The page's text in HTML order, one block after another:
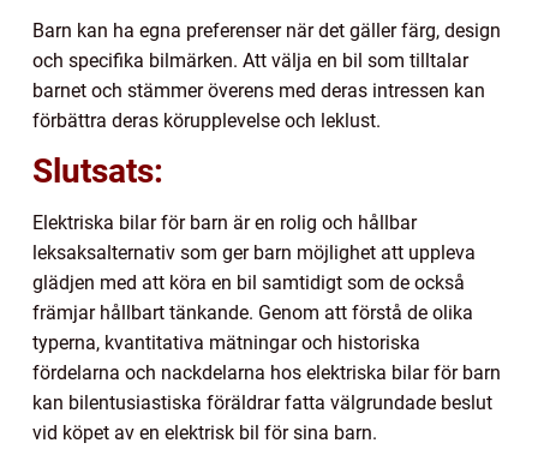
Barn kan ha egna preferenser när det gäller färg, design
och specifika bilmärken. Att välja en bil som tilltalar
barnet och stämmer överens med deras intressen kan
förbättra deras körupplevelse och leklust.
Slutsats:
Elektriska bilar för barn är en rolig och hållbar
leksaksalternativ som ger barn möjlighet att uppleva
glädjen med att köra en bil samtidigt som de också
främjar hållbart tänkande. Genom att förstå de olika
typerna, kvantitativa mätningar och historiska
fördelarna och nackdelarna hos elektriska bilar för barn
kan bilentusiastiska föräldrar fatta välgrundade beslut
vid köpet av en elektrisk bil för sina barn.